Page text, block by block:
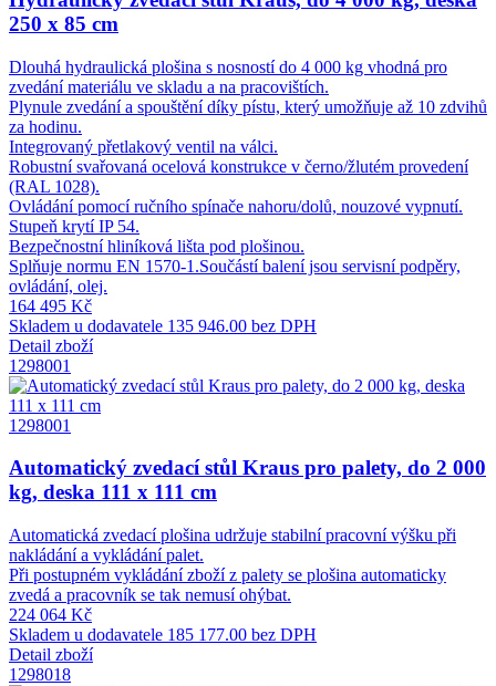
250 x 85 cm
Dlouhá hydraulická plošina s nosností do 4 000 kg vhodná pro
zvedání materiálu ve skladu a na pracovištích.
Plynule zvedání a spouštění díky pístu, který umožňuje až 10 zdvihů
za hodinu.
Integrovaný přetlakový ventil na válci.
Robustní svařovaná ocelová konstrukce v černo/žlutém provedení
(RAL 1028).
Ovládání pomocí ručního spínače nahoru/dolů, nouzové vypnutí.
Stupeň krytí IP 54.
Bezpečnostní hliníková lišta pod plošinou.
Splňuje normu EN 1570-1.Součástí balení jsou servisní podpěry,
ovládání, olej.
164 495 Kč
Skladem u dodavatele 135 946.00 bez DPH
Detail zboží
1298001
1298001
Automatický zvedací stůl Kraus pro palety, do 2 000
kg, deska 111 x 111 cm
Automatická zvedací plošina udržuje stabilní pracovní výšku při
nakládání a vykládání palet.
Při postupném vykládání zboží z palety se plošina automaticky
zvedá a pracovník se tak nemusí ohýbat.
224 064 Kč
Skladem u dodavatele 185 177.00 bez DPH
Detail zboží
1298018